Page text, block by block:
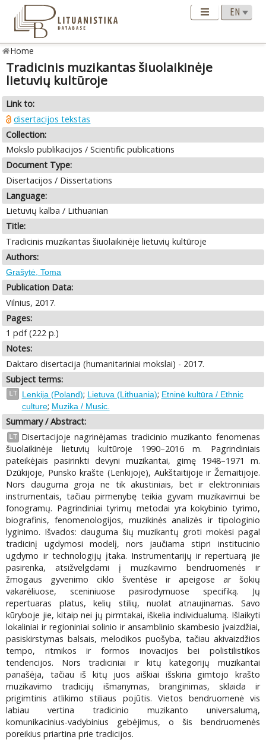
Home
Tradicinis muzikantas šiuolaikinėje
lietuvių kultūroje
Link to:
disertacijos tekstas
Collection:
Mokslo publikacijos / Scientific publications
Document Type:
Disertacijos / Dissertations
Language:
Lietuvių kalba / Lithuanian
Title:
Tradicinis muzikantas šiuolaikinėje lietuvių kultūroje
Authors:
Grašytė, Toma
Publication Data:
Vilnius, 2017.
Pages:
1 pdf (222 p.)
Notes:
Daktaro disertacija (humanitariniai mokslai) - 2017.
Subject terms:
LT Lenkija (Poland); Lietuva (Lithuania); Etninė kultūra / Ethnic
culture; Muzika / Music.
Summary / Abstract:
LT
Disertacijoje nagrinėjamas tradicinio muzikanto fenomenas
šiuolaikinėje lietuvių kultūroje 1990–2016 m. Pagrindiniais
pateikėjais pasirinkti devyni muzikantai, gimę 1948–1971 m.
Dzūkijoje, Punsko krašte (Lenkijoje), Aukštaitijoje ir Žemaitijoje.
Nors dauguma groja ne tik akustiniais, bet ir elektroniniais
instrumentais, tačiau pirmenybę teikia gyvam muzikavimui be
fonogramų. Pagrindiniai tyrimų metodai yra kokybinio tyrimo,
biografinis, fenomenologijos, muzikinės analizės ir tipologinio
lyginimo. Išvados: dauguma šių muzikantų groti mokėsi pagal
tradicinį ugdymosi modelį, nors jaučiama stipri institucinio
ugdymo ir technologijų įtaka. Instrumentarijų ir repertuarą jie
pasirenka, atsižvelgdami į muzikavimo bendruomenės ir
žmogaus gyvenimo ciklo šventėse ir apeigose ar šokių
vakarėliuose, sceniniuose pasirodymuose specifiką. Jų
repertuaras platus, kelių stilių, nuolat atnaujinamas. Savo
kūryboje jie, kitaip nei jų pirmtakai, iškelia individualumą. Išlaikyti
lokaliniai ir regioniniai solinio ir ansamblinio skambesio įvaizdžiai,
pasiskirstymas balsais, melodikos puošyba, tačiau akivaizdžios
tempo, ritmikos ir formos inovacijos bei polistilistikos
tendencijos. Nors tradiciniai ir kitų kategorijų muzikantai
panašėja, tačiau iš kitų juos aiškiai išskiria gimtojo krašto
muzikavimo tradicijų išmanymas, branginimas, sklaida ir
prigimtinis atlikimo stiliaus pojūtis. Vietos bendruomenė vis
labiau vertina tradicinio muzikanto universalumą,
komunikacinius-vadybinius gebėjimus, o šis bendruomenės
poreikius priartina prie tradicijos.